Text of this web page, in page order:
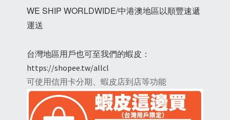
WE SHIP WORLDWIDE/中港澳地區以順豐速遞
運送
台灣地區用戶也可至我們的蝦皮：
https://shopee.tw/allcl
可使用信用卡分期、蝦皮店到店等功能